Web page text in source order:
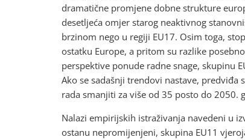
dramatične promjene dobne strukture
desetljeća omjer starog neaktivnog
brzinom nego u regiji EU17. Osim toga,
ostatku Europe, a pritom su razlike
perspektive ponude radne snage, skupinu
Ako se sadašnji trendovi nastave, predviđa
rada smanjiti za više od 35 posto do 2050.
Nalazi empirijskih istraživanja navedeni u
ostanu nepromijenjeni, skupina EU11